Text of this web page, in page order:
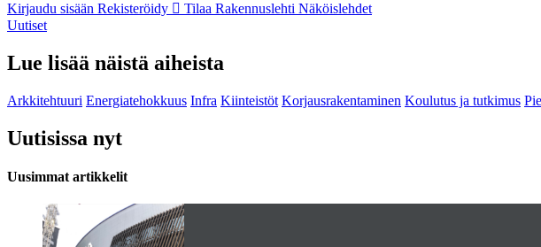
Kirjaudu sisään Rekisteröidy Tilaa Rakennuslehti Näköislehdet
Uutiset
Lue lisää näistä aiheista
Arkkitehtuuri Energiatehokkuus Infra Kiinteistöt Korjausrakentaminen Koulutus ja tutkimus
Uutisissa nyt
Uusimmat artikkelit